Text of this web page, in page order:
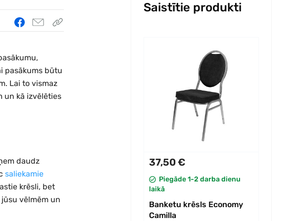
pasākums būtu
Lai to vismaz
un kā izvēlēties
daudz
saliekamie
krēsli, bet
vēlmēm un
Saistītie produkti
37,50 €
Piegāde 1-2 darba dienu
laikā
Banketu krēsls Economy
Camilla